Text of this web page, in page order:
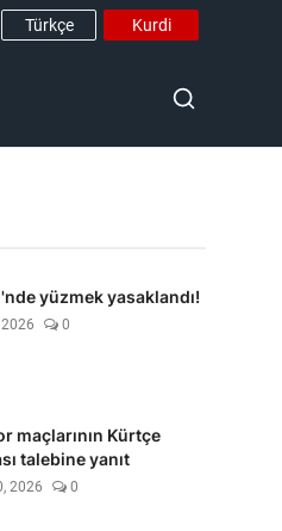
Türkçe Kurdi
yüzmek yasaklandı!
0
maçlarının Kürtçe
talebine yanıt
2026 0